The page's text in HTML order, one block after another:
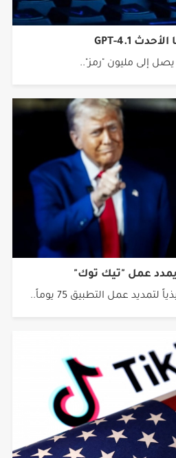
إلى مليون "رمز"..
يمدد عمل "تيك توك"
عمل التطبيق 75 يوماً..